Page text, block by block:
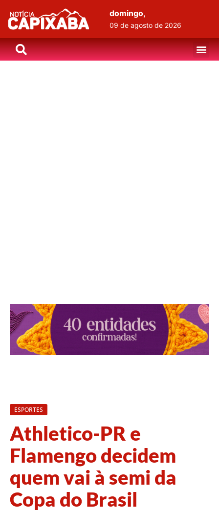
domingo,
09 de agosto de 2026
ESPORTES
Athletico-PR e
Flamengo decidem
quem vai à semi da
Copa do Brasil